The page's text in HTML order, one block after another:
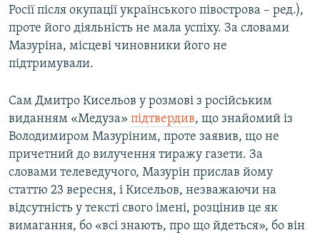
Росії після окупації українського півострова – ред.),
проте його діяльність не мала успіху. За словами
Мазуріна, місцеві чиновники його не
підтримували.
Сам Дмитро Кисельов у розмові з російським
виданням «Медуза» підтвердив, що знайомий із
Володимиром Мазуріним, проте заявив, що не
причетний до вилучення тиражу газети. За
словами телеведучого, Мазурін прислав йому
статтю 23 вересня, і Кисельов, незважаючи на
відсутність у тексті свого імені, розцінив це як
вимагання, бо «всі знають, про що йдеться», бо він